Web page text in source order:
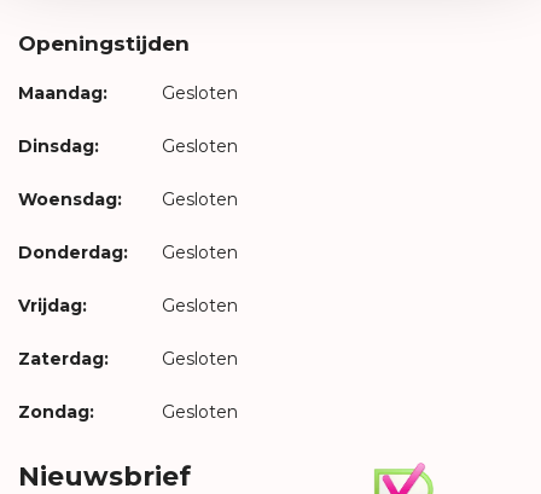
Openingstijden
Maandag: Gesloten
Dinsdag: Gesloten
Woensdag: Gesloten
Donderdag: Gesloten
Vrijdag: Gesloten
Zaterdag: Gesloten
Zondag: Gesloten
Nieuwsbrief